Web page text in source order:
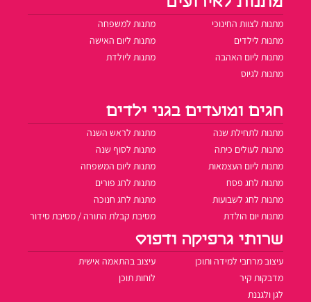
מתנות לצוות החינוכי
מתנות למשפחה
מתנות לילדים
מתנות ליום האישה
מתנות ליום האהבה
מתנות ליולדת
מתנות לגיוס
חגים ומועדים בגני ילדים
מתנות לתחילת שנה
מתנות לראש השנה
מתנות לעולים כיתה
מתנות לסוף שנה
מתנות ליום העצמאות
מתנות ליום המשפחה
מתנות לחג פסח
מתנות לחג פורים
מתנות לחג לשבועות
מתנות לחג חנוכה
מתנות יום הולדת
מסיבת קבלת התורה / מסיבת סידור
שרותי גרפיקה ודפוס
עיצוב מרחבי למידה ותוכן
עיצוב בהתאמה אישית
מדבקות קיר
לוחות תוכן
לגן ולגננת